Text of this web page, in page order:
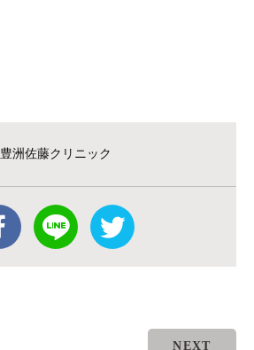
豊洲佐藤クリニック
NEXT